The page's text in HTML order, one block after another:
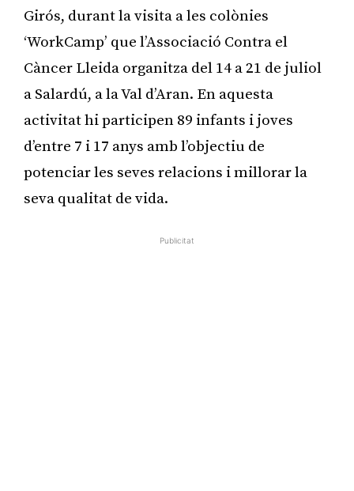
Girós, durant la visita a les colònies
‘WorkCamp’ que l’Associació Contra el
Càncer Lleida organitza del 14 a 21 de juliol
a Salardú, a la Val d’Aran. En aquesta
activitat hi participen 89 infants i joves
d’entre 7 i 17 anys amb l’objectiu de
potenciar les seves relacions i millorar la
seva qualitat de vida.
Publicitat